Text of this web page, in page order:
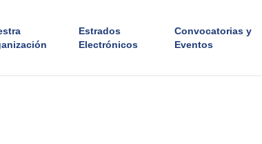
Estrados
Electrónicos
Convocatorias y
Eventos